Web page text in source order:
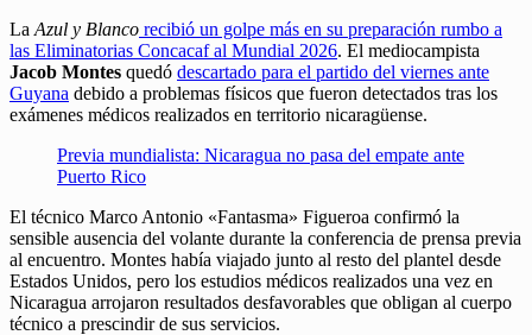
La Azul y Blanco recibió un golpe más en su preparación rumbo a
las Eliminatorias Concacaf al Mundial 2026. El mediocampista
Jacob Montes quedó descartado para el partido del viernes ante
Guyana debido a problemas físicos que fueron detectados tras los
exámenes médicos realizados en territorio nicaragüense.
Previa mundialista: Nicaragua no pasa del empate ante
Puerto Rico
El técnico Marco Antonio «Fantasma» Figueroa confirmó la
sensible ausencia del volante durante la conferencia de prensa previa
al encuentro. Montes había viajado junto al resto del plantel desde
Estados Unidos, pero los estudios médicos realizados una vez en
Nicaragua arrojaron resultados desfavorables que obligan al cuerpo
técnico a prescindir de sus servicios.